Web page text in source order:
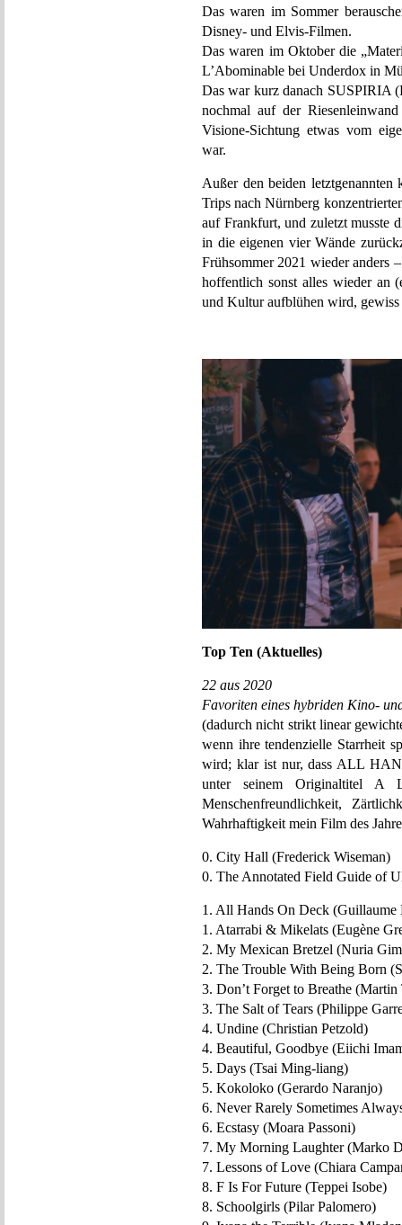
Das waren im Sommer
Disney- und Elvis-Filmen.
Das waren im Oktober die
L’Abominable bei Underdox in
Das war kurz danach SUSPIRIA
nochmal auf der
Visione-Sichtung etwas vom
war.
Außer den beiden letztgenannten
Trips nach Nürnberg
auf Frankfurt, und zuletzt musste
in die eigenen vier Wände
Frühsommer 2021 wieder anders
hoffentlich sonst alles wieder an
und Kultur aufblühen wird,
Top Ten (Aktuelles)
22 aus 2020
Favoriten eines hybriden Kino-
(dadurch nicht strikt linear
wenn ihre tendenzielle Starrheit
wird; klar ist nur, dass ALL
unter seinem Originaltitel A
Menschenfreundlichkeit,
Wahrhaftigkeit mein Film des
0. City Hall (Frederick Wiseman)
0. The Annotated Field Guide of
1. All Hands On Deck (Guillaume
1. Atarrabi & Mikelats (Eugène
2. My Mexican Bretzel (Nuria
2. The Trouble With Being Born
3. Don’t Forget to Breathe (Martin
3. The Salt of Tears (Philippe
4. Undine (Christian Petzold)
4. Beautiful, Goodbye (Eiichi
5. Days (Tsai Ming-liang)
5. Kokoloko (Gerardo Naranjo)
6. Never Rarely Sometimes
6. Ecstasy (Moara Passoni)
7. My Morning Laughter (Marko
7. Lessons of Love (Chiara
8. F Is For Future (Teppei Isobe)
8. Schoolgirls (Pilar Palomero)